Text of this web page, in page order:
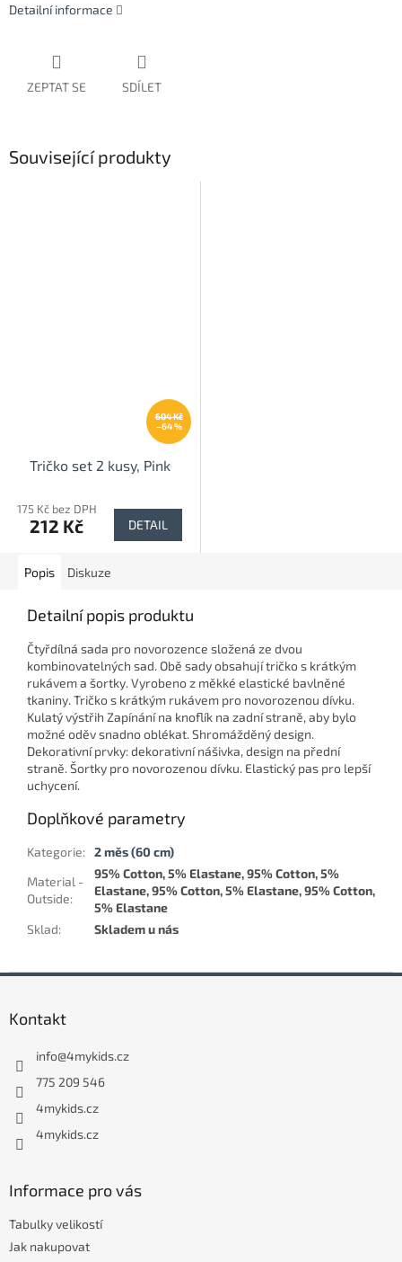
Detailní informace
ZEPTAT SE SDÍLET
Související produkty
604 Kč
–64 %
Tričko set 2 kusy, Pink
175 Kč bez DPH
212 Kč DETAIL
Popis Diskuze
Detailní popis produktu
Čtyřdílná sada pro novorozence složená ze dvou
kombinovatelných sad. Obě sady obsahují tričko s krátkým
rukávem a šortky. Vyrobeno z měkké elastické bavlněné
tkaniny. Tričko s krátkým rukávem pro novorozenou dívku.
Kulatý výstřih Zapínání na knoflík na zadní straně, aby bylo
možné oděv snadno oblékat. Shromážděný design.
Dekorativní prvky: dekorativní nášivka, design na přední
straně. Šortky pro novorozenou dívku. Elastický pas pro lepší
uchycení.
Doplňkové parametry
Kategorie: 2 měs (60 cm)
Material -
Outside:
95% Cotton, 5% Elastane, 95% Cotton, 5%
Elastane, 95% Cotton, 5% Elastane, 95% Cotton,
5% Elastane
Sklad: Skladem u nás
Kontakt
info@4mykids.cz
775 209 546
4mykids.cz
4mykids.cz
Informace pro vás
Tabulky velikostí
Jak nakupovat